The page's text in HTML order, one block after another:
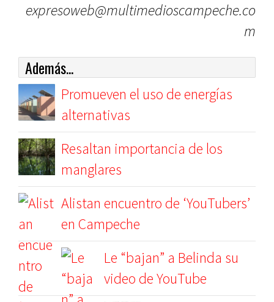
expresoweb@multimedioscampeche.co
m
Además...
Promueven el uso de energías
alternativas
Resaltan importancia de los
manglares
Alistan encuentro de ‘YouTubers’
en Campeche
Le “bajan” a Belinda su
video de YouTube